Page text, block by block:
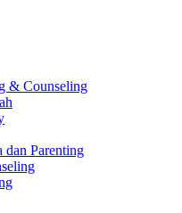
& Counseling
dan Parenting